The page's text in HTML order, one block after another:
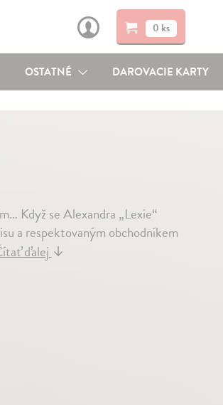
0 ks
OSTATNÉ DAROVACIE KARTY
Když se Alexandra „Lexie“
a respektovaným obchodníkem
ďalej↓